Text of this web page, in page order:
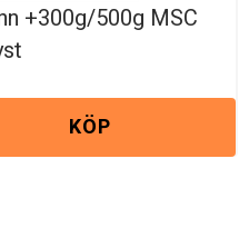
+300g/500g MSC
KÖP